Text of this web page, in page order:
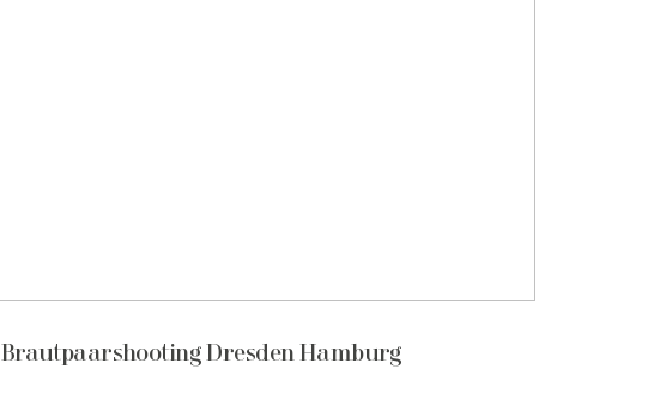
Brautpaarshooting Dresden Hamburg